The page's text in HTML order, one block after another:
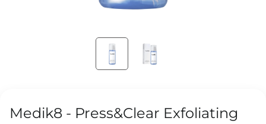
Medik8 - Press&Clear Exfoliating